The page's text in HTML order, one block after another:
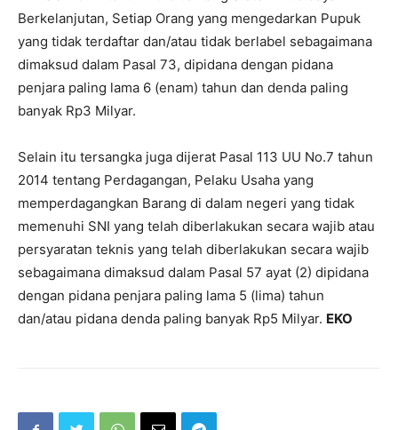
Berkelanjutan, Setiap Orang yang mengedarkan Pupuk
yang tidak terdaftar dan/atau tidak berlabel sebagaimana
dimaksud dalam Pasal 73, dipidana dengan pidana
penjara paling lama 6 (enam) tahun dan denda paling
banyak Rp3 Milyar.
Selain itu tersangka juga dijerat Pasal 113 UU No.7 tahun
2014 tentang Perdagangan, Pelaku Usaha yang
memperdagangkan Barang di dalam negeri yang tidak
memenuhi SNI yang telah diberlakukan secara wajib atau
persyaratan teknis yang telah diberlakukan secara wajib
sebagaimana dimaksud dalam Pasal 57 ayat (2) dipidana
dengan pidana penjara paling lama 5 (lima) tahun
dan/atau pidana denda paling banyak Rp5 Milyar. EKO